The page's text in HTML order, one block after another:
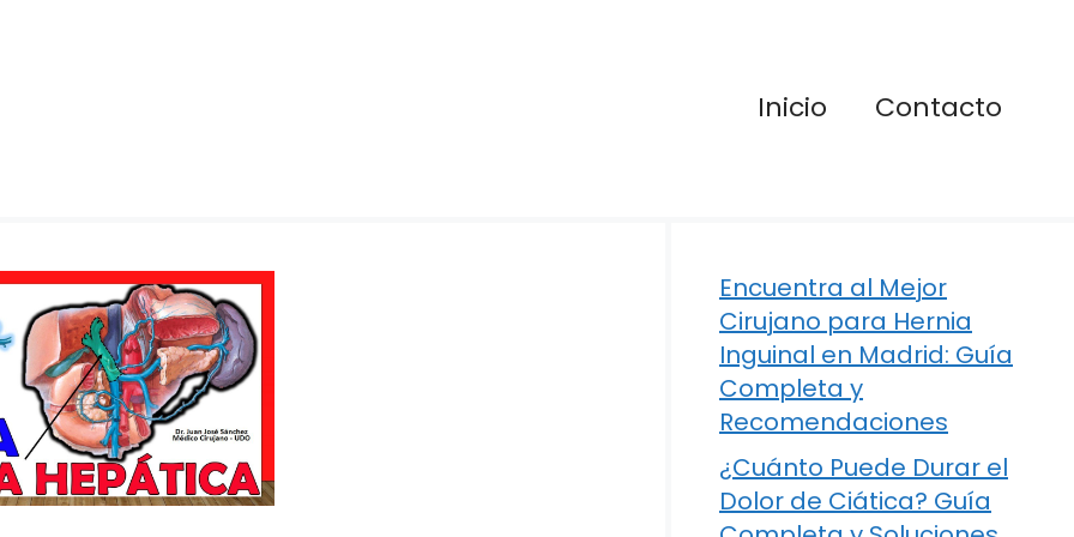
Inicio Contacto
Encuentra al Mejor
Cirujano para Hernia
Inguinal en Madrid: Guía
Completa y
Recomendaciones
¿Cuánto Puede Durar el
Dolor de Ciática? Guía